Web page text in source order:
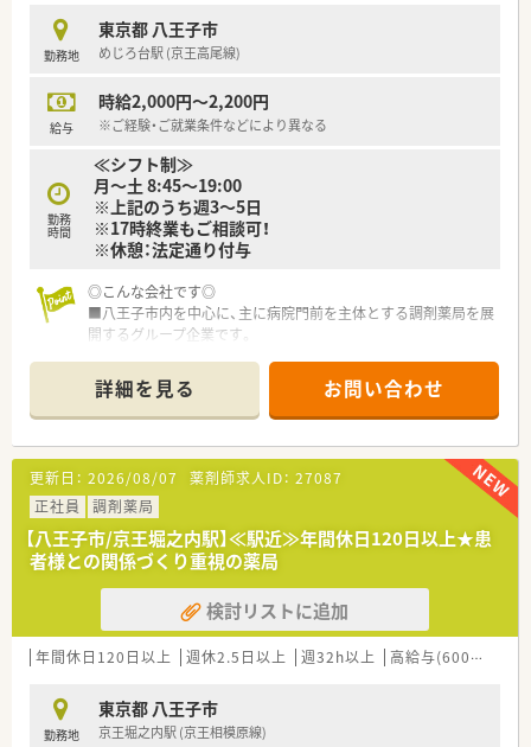
コミュニケーションスキルやマネジメントスキルまで学べる
内容です
■女性のワーク・ライフ・バランスを推進する優良企業として、
厚生労働省認定の「えるぼしマーク」(最高位である3段階目)を
■プラチナくるみんマークも取得しており、子育てをサポートし
ている企業のため女性の方はもちろん、
男性の育休取得実績ありなど、男女ともに働きやすい社風で
す。
■育児休業はお子様が3歳になるまで延長することが可能です！
も可能です。
■復職フォロー制度や育児手当、奨学金返済サポート制度、
社割制度など手厚い福利厚生を用意しています。
勤務地
東京都 八王子市
めじろ台駅 (京王高尾線)
給与
時給2,000円～2,200円
※ご経験・ご就業条件などにより異なる
勤務
時間
≪シフト制≫
月～土 8:45～19:00
※上記のうち週3～5日
※17時終業もご相談可！
※休憩：法定通り付与
◎こんな会社です◎
■八王子市内を中心に、主に病院門前を主体とする調剤薬局を展
開するグループ企業です。
おり、社員の働きやすい環境を作ろうと注力されています。
■薬局を地域の健康活動や情報交換の場として提供するなど、地
域になくてはならない薬局作りをしています。
◎こんな薬局です◎
■外来は総合病院門前の処方を応需。在宅は月に50件以上の在
宅訪問薬剤指導を行っており、地域の皆様の「かかりつけ薬局」
として信頼厚い店舗です。
■クリーンベンチも完備。また、麻薬の取り扱いは40種以上。緩
和ケアにも対応しています。
■薬剤師の在籍数は18名！人数体制も多いため、希望休の融通も
ききます。月に数回程度であれば土曜休みも可能です。
詳細を見る お問い合わせ
更新日： 2026/08/07 薬剤師求人ID： 27087
正社員
調剤薬局
【八王子市/京王堀之内駅】≪駅近≫年間休日120日以上★患
者様との関係づくり重視の薬局
検討リストに追加
年間休日120日以上 週休2.5日以上 週32h以上 高給与(600万円以上)
勤務地
東京都 八王子市
京王堀之内駅 (京王相模原線)